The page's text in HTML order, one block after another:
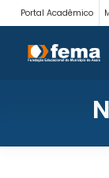
Portal Acadêmico